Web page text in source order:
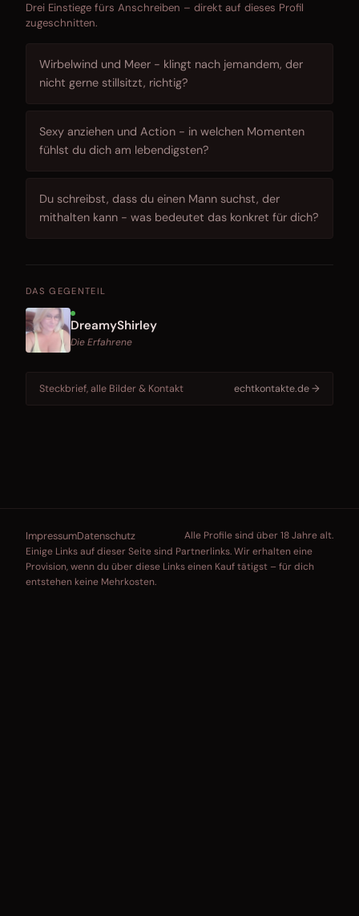
Drei Einstiege fürs Anschreiben – direkt auf dieses Profil
zugeschnitten.
Wirbelwind und Meer - klingt nach jemandem, der
nicht gerne stillsitzt, richtig?
Sexy anziehen und Action - in welchen Momenten
fühlst du dich am lebendigsten?
Du schreibst, dass du einen Mann suchst, der
mithalten kann - was bedeutet das konkret für dich?
DAS GEGENTEIL
DreamyShirley
Die Erfahrene
Steckbrief, alle Bilder & Kontakt echtkontakte.de →
ImpressumDatenschutz
Alle Profile sind über 18 Jahre alt.
Einige Links auf dieser Seite sind Partnerlinks. Wir erhalten eine
Provision, wenn du über diese Links einen Kauf tätigst – für dich
entstehen keine Mehrkosten.